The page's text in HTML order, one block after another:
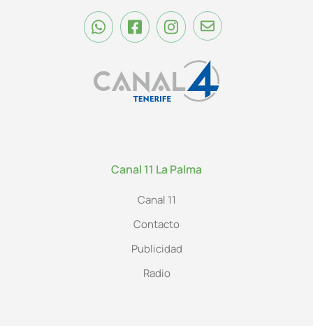
Canal 11 La Palma
Canal 11
Contacto
Publicidad
Radio